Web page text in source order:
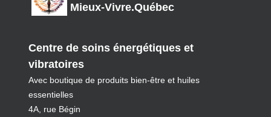
Mieux-Vivre.Québec
Centre de soins énergétiques et
vibratoires
Avec boutique de produits bien-être et huiles
essentielles
4A, rue Bégin